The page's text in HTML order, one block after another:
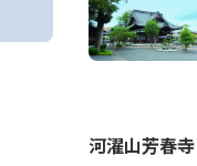
河濯山芳春寺